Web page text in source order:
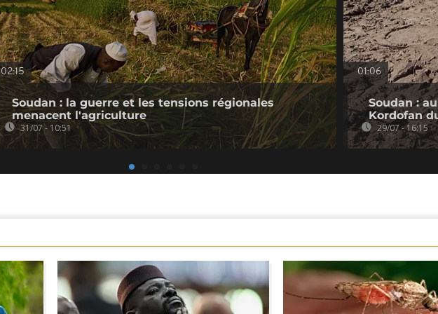
02:15
Soudan : la guerre et les tensions régionales
menacent l'agriculture
31/07 - 10:51
01:06
Soudan :
Kordofan
29/07 - 16:15